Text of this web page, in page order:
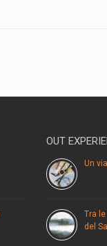
OUT
Un
Tra
del